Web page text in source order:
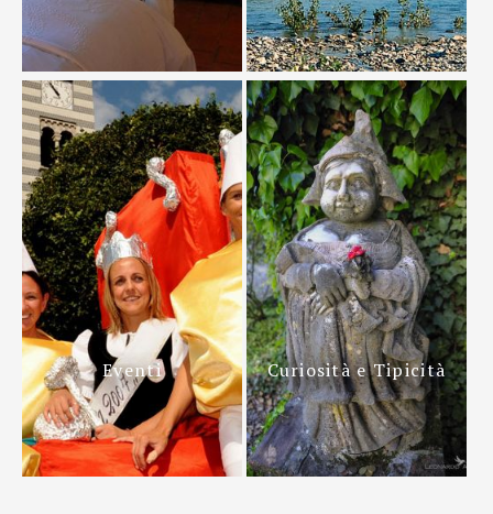
Eventi Curiosità e Tipicità